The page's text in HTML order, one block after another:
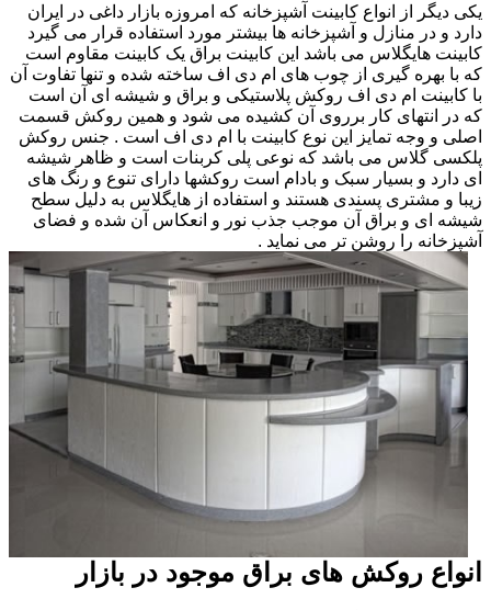
یکی دیگر از انواع کابینت آشپزخانه که امروزه بازار داغی در ایران
دارد و در منازل و آشپزخانه ها بیشتر مورد استفاده قرار می گیرد
کابینت هایگلاس می باشد این کابینت براق یک کابینت مقاوم است
که با بهره گیری از چوب های ام دی اف ساخته شده و تنها تفاوت آن
با کابینت ام دی اف روکش پلاستیکی و براق و شیشه ای آن است
که در انتهای کار برروی آن کشیده می شود و همین روکش قسمت
اصلی و وجه تمایز این نوع کابینت با ام دی اف است . جنس روکش
پلکسی گلاس می باشد که نوعی پلی کربنات است و ظاهر شیشه
ای دارد و بسیار سبک و بادام است روکشها دارای تنوع و رنگ های
زیبا و مشتری پسندی هستند و استفاده از هایگلاس به دلیل سطح
شیشه ای و براق آن موجب جذب نور و انعکاس آن شده و فضای
آشپزخانه را روشن تر می نماید .
انواع روکش های براق موجود در بازار